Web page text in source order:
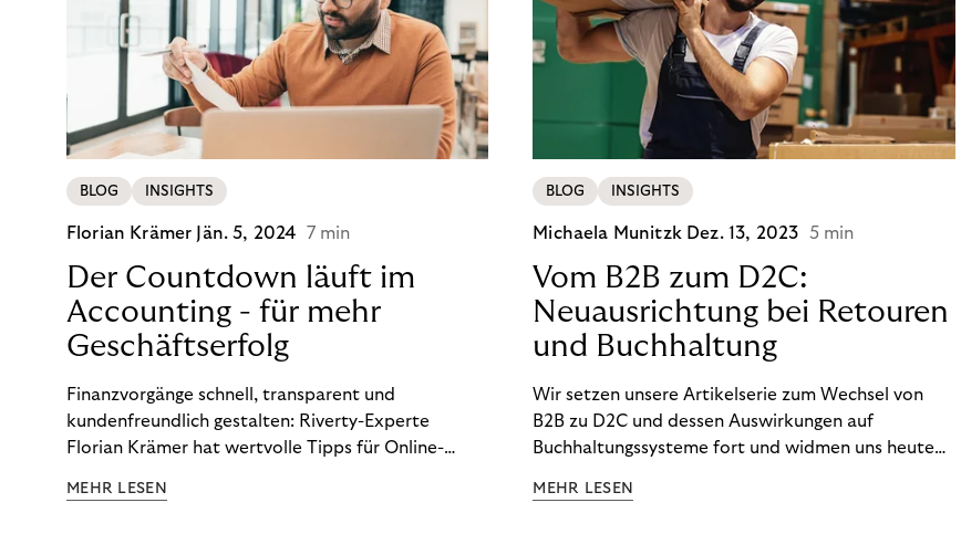
BLOG INSIGHTS
Florian Krämer Jän. 5, 2024 7 min
Der Countdown läuft im
Accounting - für mehr
Geschäftserfolg
Finanzvorgänge schnell, transparent und
kundenfreundlich gestalten: Riverty-Experte
Florian Krämer hat wertvolle Tipps für Online-
möchten.
MEHR LESEN
BLOG INSIGHTS
Michaela Munitzk Dez. 13, 2023 5 min
Vom B2B zum D2C:
Neuausrichtung bei Retouren
und Buchhaltung
Wir setzen unsere Artikelserie zum Wechsel von
B2B zu D2C und dessen Auswirkungen auf
Buchhaltungssysteme fort und widmen uns heute
im D2C-Bereich.
MEHR LESEN